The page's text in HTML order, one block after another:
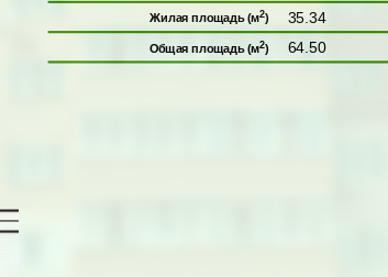
Жилая площадь (м2) 35.34
Общая площадь (м2) 64.50